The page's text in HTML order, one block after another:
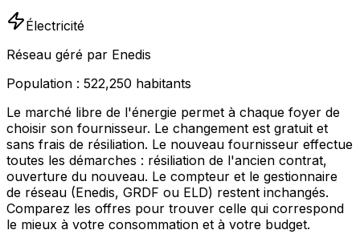
Électricité
Réseau géré par Enedis
Population : 522,250 habitants
Le marché libre de l'énergie permet à chaque foyer de
choisir son fournisseur. Le changement est gratuit et
sans frais de résiliation. Le nouveau fournisseur effectue
toutes les démarches : résiliation de l'ancien contrat,
ouverture du nouveau. Le compteur et le gestionnaire
de réseau (Enedis, GRDF ou ELD) restent inchangés.
Comparez les offres pour trouver celle qui correspond
le mieux à votre consommation et à votre budget.